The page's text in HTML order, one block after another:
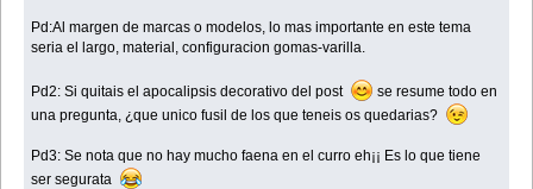
Pd:Al margen de marcas o modelos, lo mas importante en este tema
seria el largo, material, configuracion gomas-varilla.
Pd2: Si quitais el apocalipsis decorativo del post
se resume todo en
una pregunta, ¿que unico fusil de los que teneis os quedarias?
Pd3: Se nota que no hay mucho faena en el curro eh¡¡ Es lo que tiene
ser segurata